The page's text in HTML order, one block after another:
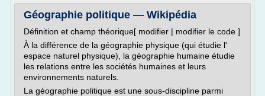
Géographie politique — Wikipédia
Définition et champ théorique[ modifier | modifier le code ]
À la différence de la géographie physique (qui étudie l'
espace naturel physique), la géographie humaine étudie
les relations entre les sociétés humaines et leurs
environnements naturels.
La géographie politique est une sous-discipline parmi